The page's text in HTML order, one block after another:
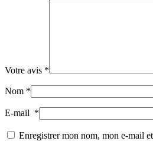
Votre avis *
Nom *
E-mail *
Enregistrer mon nom, mon e-mail